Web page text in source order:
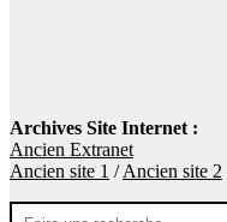
Archives Site Internet :
Ancien Extranet
Ancien site 1 /Ancien site 2
Rechercher: